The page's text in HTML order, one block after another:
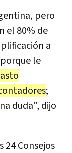
pero
el 80% de
a
le
;
duda", dijo
24 Consejos